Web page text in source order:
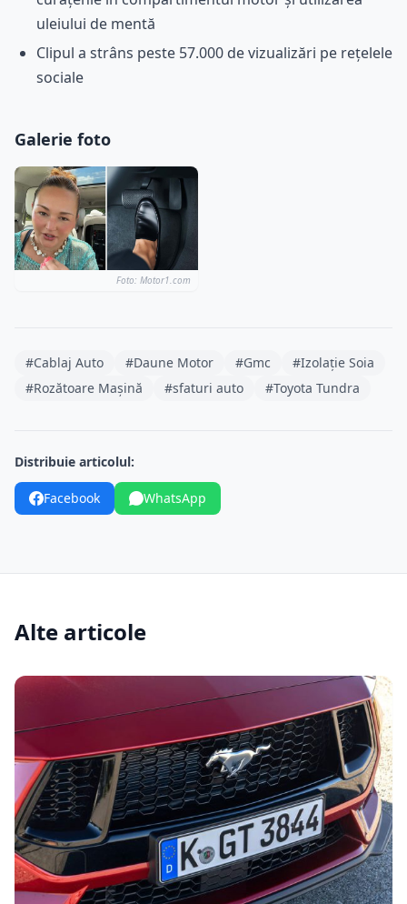
uleiului de mentă
Clipul a strâns peste 57.000 de vizualizări pe rețelele
sociale
Galerie foto
Foto: Motor1.com
#Cablaj Auto #Daune Motor #Gmc
#Izolație Soia
#Rozătoare Mașină
#sfaturi auto #Toyota Tundra
Distribuie articolul:
Facebook WhatsApp
Alte articole